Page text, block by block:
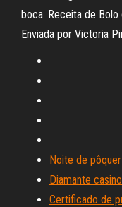
boca. Receita de
Enviada por Victoria
Noite de
Diamante
Certificado de